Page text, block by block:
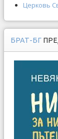
Церковь
БРАТ-БГ